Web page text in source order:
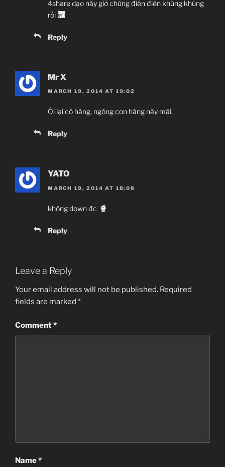
4share dạo này giở chứng điên điên khùng khùng
rồi
Reply
Mr X
MARCH 19, 2014 AT 19:02
Ôi lại có hàng, ngóng con hàng này mãi.
Reply
YATO
MARCH 19, 2014 AT 18:08
không down đc
Reply
Leave a Reply
Your email address will not be published. Required
fields are marked *
Comment*
Name*